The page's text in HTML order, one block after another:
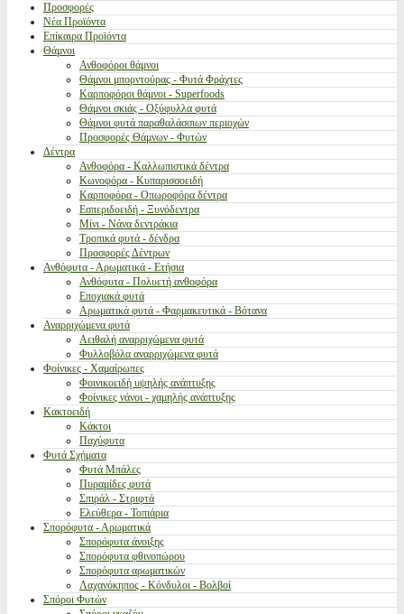
Προσφορές
Νέα Προϊόντα
Επίκαιρα Προϊόντα
Θάμνοι
Ανθοφόροι θάμνοι
Θάμνοι μπορντούρας - Φυτά Φράχτες
Καρποφόροι θάμνοι - Superfoods
Θάμνοι σκιάς - Οξύφυλλα φυτά
Θάμνοι φυτά παραθαλάσσιων περιοχών
Προσφορές Θάμνων - Φυτών
Δέντρα
Ανθοφόρα - Καλλωπιστικά δέντρα
Κωνοφόρα - Κυπαρισσοειδή
Καρποφόρα - Οπωροφόρα δέντρα
Εσπεριδοειδή - Ξυνόδεντρα
Μίνι - Νάνα δεντράκια
Τροπικά φυτά - δένδρα
Προσφορές Δέντρων
Ανθόφυτα - Αρωματικά - Ετήσια
Ανθόφυτα - Πολυετή ανθοφόρα
Εποχιακά φυτά
Αρωματικά φυτά - Φαρμακευτικά - Βότανα
Αναρριχώμενα φυτά
Αειθαλή αναρριχώμενα φυτά
Φυλλοβόλα αναρριχώμενα φυτά
Φοίνικες - Χαμαίρωπες
Φοινικοειδή υψηλής ανάπτυξης
Φοίνικες νάνοι - χαμηλής ανάπτυξης
Κακτοειδή
Κάκτοι
Παχύφυτα
Φυτά Σχήματα
Φυτά Μπάλες
Πυραμίδες φυτά
Σπιράλ - Στριφτά
Ελεύθερα - Τοπιάρια
Σπορόφυτα - Αρωματικά
Σπορόφυτα άνοιξης
Σπορόφυτα φθινοπώρου
Σπορόφυτα αρωματικών
Λαχανόκηπος - Κόνδυλοι - Βολβοί
Σπόροι Φυτών